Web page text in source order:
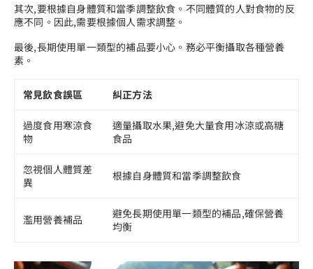
其次,要根據自身體質和當季調整飲食。不同體質的人對食物的反
應不同。因此,需要根據個人需求調整。
最後,長期使用單一類型的補品要小心。務必平衡攝取各種營養
素。
常見飲食誤區 糾正方法
過度食用寒涼食
物
適量攝取水果,避免大量食用冰涼或高糖
食品
忽視個人體質差
異
根據自身體質和當季調整飲食
濫用營養補品
避免長期使用單一類型的補品,確保營養
均衡